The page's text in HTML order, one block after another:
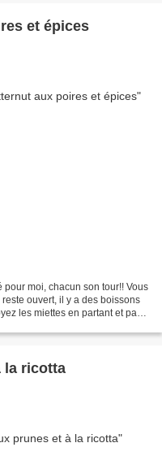
et épices
moi, chacun son tour!! Vous
ouvert, il y a des boissons
les miettes en partant et pas
la ricotta